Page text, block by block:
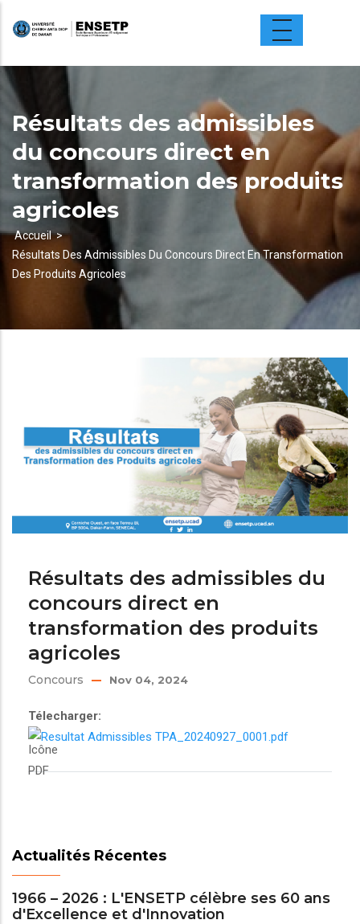
principal
Résultats des admissibles
du concours direct en
transformation des produits
agricoles
Fil
d'Ariane
Accueil
Résultats Des Admissibles Du Concours Direct En Transformation
Des Produits Agricoles
Résultats des admissibles du
concours direct en
transformation des produits
agricoles
Concours Nov 04, 2024
Télecharger:
Resultat Admissibles TPA_20240927_0001.pdf
Actualités Récentes
1966 – 2026 : L'ENSETP célèbre ses 60 ans
d'Excellence et d'Innovation